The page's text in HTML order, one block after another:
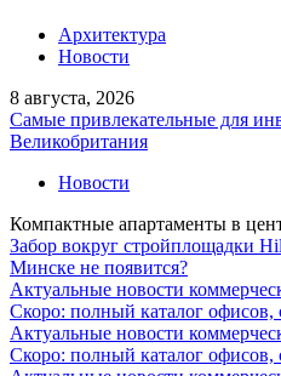
Архитектура
Новости
8 августа, 2026
Самые привлекательные для
Великобритания
Новости
Компактные апартаменты в
Забор вокруг стройплощадки
Минске не появится?
Актуальные новости
Скоро: полный каталог
Актуальные новости
Скоро: полный каталог